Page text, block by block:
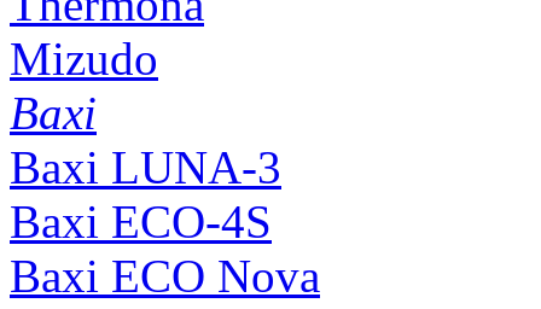
Mizudo
Baxi
Baxi LUNA-3
Baxi ECO-4S
Baxi ECO Nova